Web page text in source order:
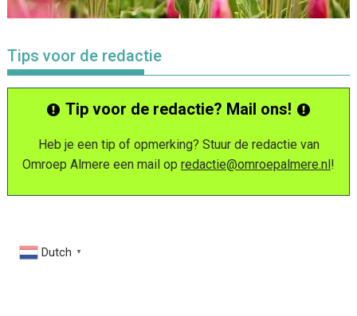
Tips voor de redactie
Tip voor de redactie? Mail ons!
Heb je een tip of opmerking? Stuur de redactie van
Omroep Almere een mail op redactie@omroepalmere.nl!
Dutch ▼